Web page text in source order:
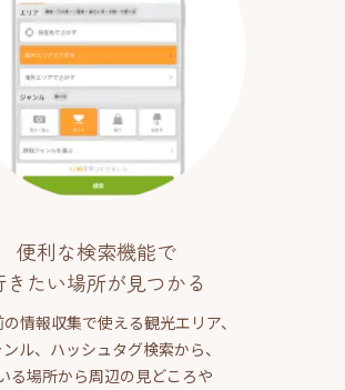
便利な検索機能で
きたい場所が見つかる
情報収集で使える観光エリア、
ル、ハッシュタグ検索から、
る場所から周辺の見どころや